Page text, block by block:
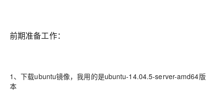
前期准备工作：
1、下载ubuntu镜像，我用的是ubuntu-14.04.5-server-amd64版
本